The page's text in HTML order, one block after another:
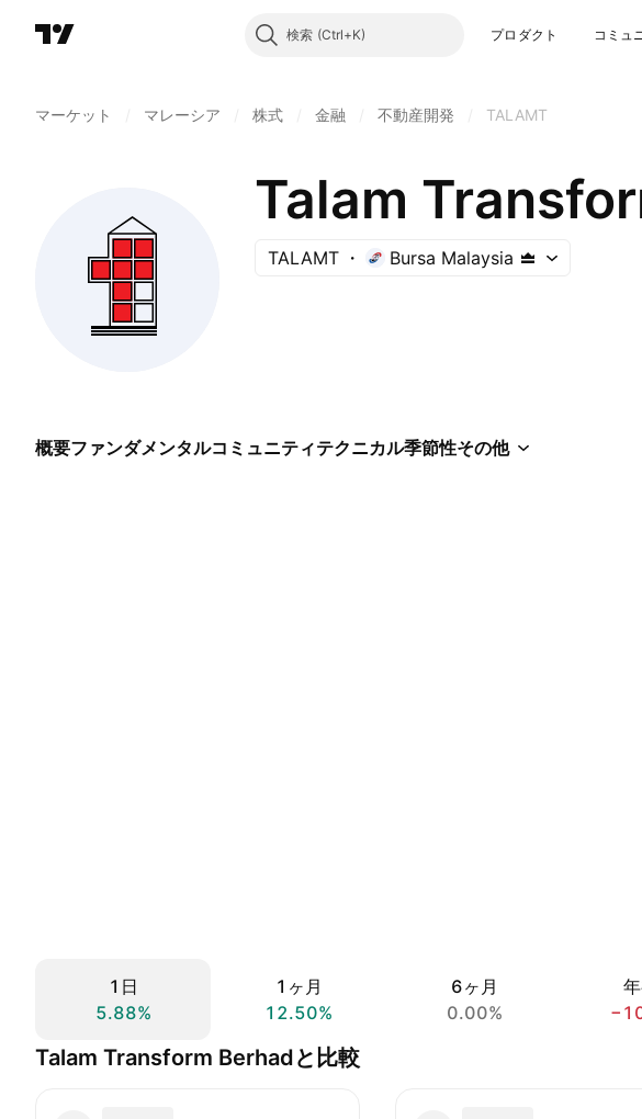
検索 プロダクト コミュ
マーケット マレーシア 株式 金融 不動産開発 TALAMT
Talam
TALAMT Bursa Malaysia
概要ファンダメンタルコミュニティテクニカル季節性その他
1日
5.88%
1ヶ月
12.50%
6ヶ月
0.00%
Talam Transform Berhadと比較